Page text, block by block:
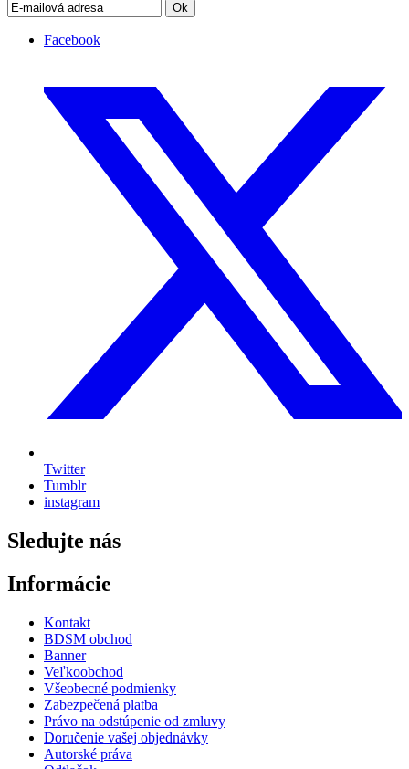
Ok
Facebook
Twitter
Tumblr
instagram
Sledujte nás
Informácie
Kontakt
BDSM obchod
Banner
Veľkoobchod
Všeobecné podmienky
Zabezpečená platba
Právo na odstúpenie od zmluvy
Doručenie vašej objednávky
Autorské práva